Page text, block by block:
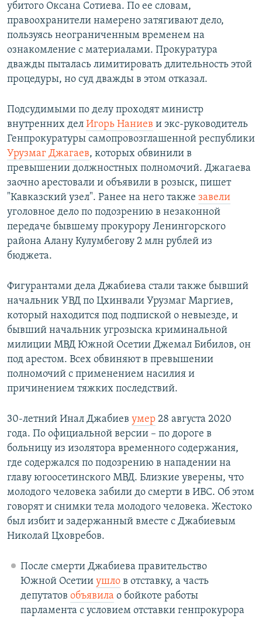
убитого Оксана Сотиева. По ее словам,
правоохранители намерено затягивают дело,
пользуясь неограниченным временем на
ознакомление с материалами. Прокуратура
дважды пыталась лимитировать длительность этой
процедуры, но суд дважды в этом отказал.
Подсудимыми по делу проходят министр
внутренних дел Игорь Наниев и экс-руководитель
Генпрокуратуры самопровозглашенной республики
Урузмаг Джагаев, которых обвинили в
превышении должностных полномочий. Джагаева
заочно арестовали и объявили в розыск, пишет
"Кавказский узел". Ранее на него также завели
уголовное дело по подозрению в незаконной
передаче бывшему прокурору Ленингорского
района Алану Кулумбегову 2 млн рублей из
бюджета.
Фигурантами дела Джабиева стали также бывший
начальник УВД по Цхинвали Урузмаг Маргиев,
который находится под подпиской о невыезде, и
бывший начальник угрозыска криминальной
милиции МВД Южной Осетии Джемал Бибилов, он
под арестом. Всех обвиняют в превышении
полномочий с применением насилия и
причинением тяжких последствий.
30-летний Инал Джабиев умер 28 августа 2020
года. По официальной версии – по дороге в
больницу из изолятора временного содержания,
где содержался по подозрению в нападении на
главу югоосетинского МВД. Близкие уверены, что
молодого человека забили до смерти в ИВС. Об этом
говорят и снимки тела молодого человека. Жестоко
был избит и задержанный вместе с Джабиевым
Николай Цховребов.
После смерти Джабиева правительство
Южной Осетии ушлов отставку, а часть
депутатов объявила о бойкоте работы
парламента с условием отставки генпрокурора